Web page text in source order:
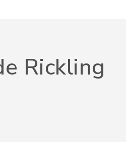
Rickling